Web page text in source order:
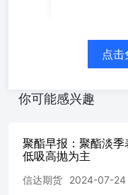
员从业资格号：
吨。（2）中国大
比上期上升
MEG外盘价544
辑：：原料端，
1.44%），截至
点
你可能感兴趣
聚酯早报：聚酯淡
低吸高抛为主
信达期货 2024-07-24